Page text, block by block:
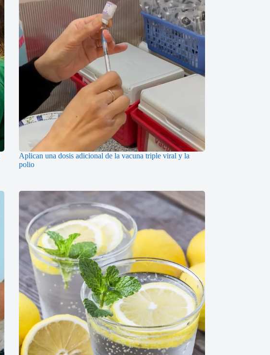
Aplican una dosis adicional de la vacuna triple viral y la
polio